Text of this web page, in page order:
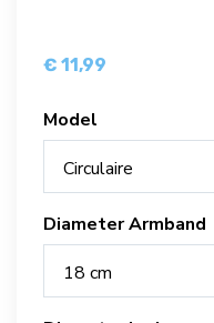
€ 11,99
Model
Circulaire
Diameter Armband
18 cm